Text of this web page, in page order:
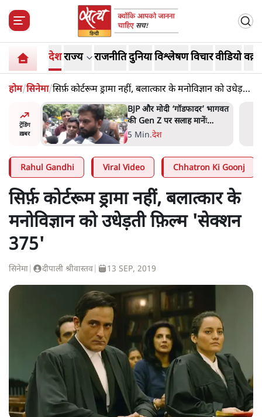
देशराज्य राजनीतिदुनियाविश्लेषणविचारवीडियो
होम/सिनेमा/सिर्फ़ कोर्टरूम ड्रामा नहीं, बलात्कार के मनोविज्ञान को उधेड़ती
फ़िल्म 'सेक्शन 375'
ट्रेंडिंग
ख़बर
भागवत
मार्क ज़करबर्ग का माफीनामाः ये
बहुत अंदर की बात है
9 Min.विश्लेषण
Rahul Gandhi Viral Video Chhatron Ki Goonj
सिर्फ़ कोर्टरूम ड्रामा नहीं, बलात्कार के
मनोविज्ञान को उधेड़ती फ़िल्म 'सेक्शन
375'
सिनेमा दीपाली श्रीवास्तव 13 SEP, 2019